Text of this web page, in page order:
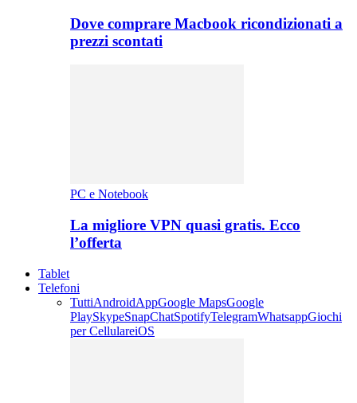
Dove comprare Macbook ricondizionati a
prezzi scontati
PC e Notebook
La migliore VPN quasi gratis. Ecco
l’offerta
Tablet
Telefoni
TuttiAndroidAppGoogle MapsGoogle
PlaySkypeSnapChatSpotifyTelegramWhatsappGiochi
per CellulareiOS